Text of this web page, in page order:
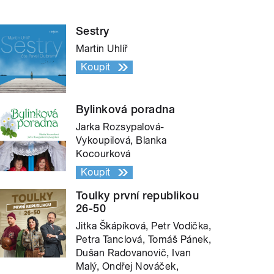
Sestry
Martin Uhlíř
Koupit
Bylinková poradna
Jarka Rozsypalová-
Vykoupilová, Blanka
Kocourková
Koupit
Toulky první republikou
26-50
Jitka Škápíková, Petr Vodička,
Petra Tanclová, Tomáš Pánek,
Dušan Radovanovič, Ivan
Malý, Ondřej Nováček,